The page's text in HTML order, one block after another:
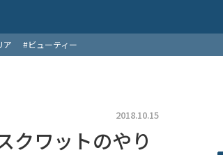
ア #ビューティー
2018.10.15
クワットのやり